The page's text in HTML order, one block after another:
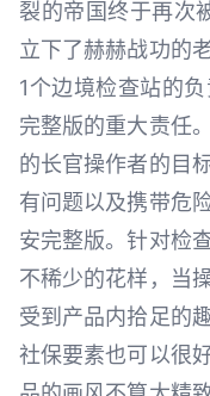
裂的帝国终于再次
立下了赫赫战功的
1个边境检查站的
完整版的重大责任
的长官操作者的目
有问题以及携带危
安完整版。针对检
不稀少的花样，当
受到产品内拾足的
社保要素也可以很